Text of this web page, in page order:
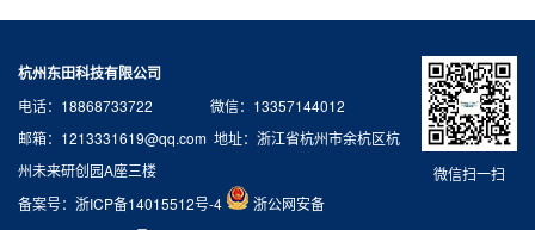
微信扫一扫
杭州东田科技有限公司
电话：18868733722 微信：13357144012
邮箱：1213331619@qq.com 地址：浙江省杭州市余杭区杭
州未来研创园A座三楼
备案号： 浙ICP备14015512号-4
浙公网安备